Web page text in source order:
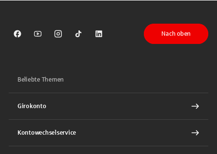
Sparkasse auf Facebook
Sparkasse auf Youtube
Sparkasse auf Instagram
Sparkasse auf TikTok
Sparkasse auf LinkedIn
Nach oben
Beliebte Themen
Girokonto
Kontowechselservice